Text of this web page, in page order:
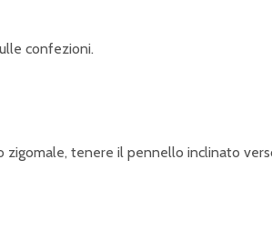
confezioni.
tenere il pennello inclinato